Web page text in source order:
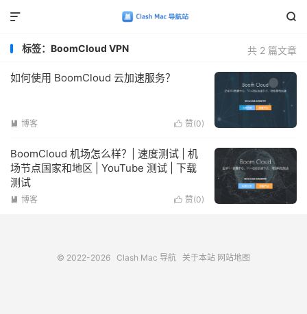


共 2 篇文章
标签：BoomCloud VPN
如何使用 BoomCloud 云加速服务？
 赞(0)
 博客
BoomCloud 机场怎么样？| 速度测试 | 机
场节点国家和地区 | YouTube 测试 | 下载
测试
 赞(0)
 博客
© 2022-2026 Clash Mac 导航 关于本站 网站地图